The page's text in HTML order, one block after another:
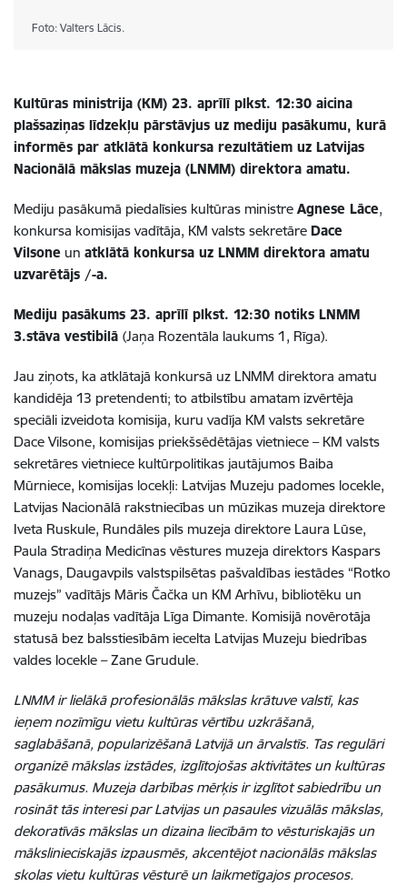
Foto: Valters Lācis.
Kultūras ministrija (KM) 23. aprīlī plkst. 12:30 aicina
plašsaziņas līdzekļu pārstāvjus uz mediju pasākumu, kurā
informēs par atklātā konkursa rezultātiem uz Latvijas
Nacionālā mākslas muzeja (LNMM) direktora amatu.
Mediju pasākumā piedalīsies kultūras ministre Agnese Lāce,
konkursa komisijas vadītāja, KM valsts sekretāre Dace
Vilsone un atklātā konkursa uz LNMM direktora amatu
uzvarētājs /-a.
Mediju pasākums 23. aprīlī plkst. 12:30 notiks LNMM
3.stāva vestibilā (Jaņa Rozentāla laukums 1, Rīga).
Jau ziņots, ka atklātajā konkursā uz LNMM direktora amatu
kandidēja 13 pretendenti; to atbilstību amatam izvērtēja
speciāli izveidota komisija, kuru vadīja KM valsts sekretāre
Dace Vilsone, komisijas priekšsēdētājas vietniece – KM valsts
sekretāres vietniece kultūrpolitikas jautājumos Baiba
Mūrniece, komisijas locekļi: Latvijas Muzeju padomes locekle,
Latvijas Nacionālā rakstniecības un mūzikas muzeja direktore
Iveta Ruskule, Rundāles pils muzeja direktore Laura Lūse,
Paula Stradiņa Medicīnas vēstures muzeja direktors Kaspars
Vanags, Daugavpils valstspilsētas pašvaldības iestādes “Rotko
muzejs” vadītājs Māris Čačka un KM Arhīvu, bibliotēku un
muzeju nodaļas vadītāja Līga Dimante. Komisijā novērotāja
statusā bez balsstiesībām iecelta Latvijas Muzeju biedrības
valdes locekle – Zane Grudule.
LNMM ir lielākā profesionālās mākslas krātuve valstī, kas
ieņem nozīmīgu vietu kultūras vērtību uzkrāšanā,
saglabāšanā, popularizēšanā Latvijā un ārvalstīs. Tas regulāri
organizē mākslas izstādes, izglītojošas aktivitātes un kultūras
pasākumus. Muzeja darbības mērķis ir izglītot sabiedrību un
rosināt tās interesi par Latvijas un pasaules vizuālās mākslas,
dekoratīvās mākslas un dizaina liecībām to vēsturiskajās un
mākslinieciskajās izpausmēs, akcentējot nacionālās mākslas
skolas vietu kultūras vēsturē un laikmetīgajos procesos.